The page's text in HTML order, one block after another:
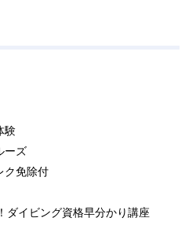
験
ーズ
ク免除付
ダイビング資格早分かり講座